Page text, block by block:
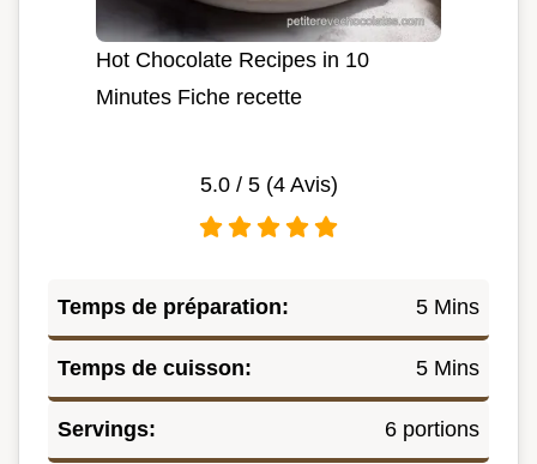
Hot Chocolate Recipes in 10
Minutes Fiche recette
5.0/ 5 (4Avis)
Temps de préparation: 5 Mins
Temps de cuisson: 5 Mins
Servings: 6 portions